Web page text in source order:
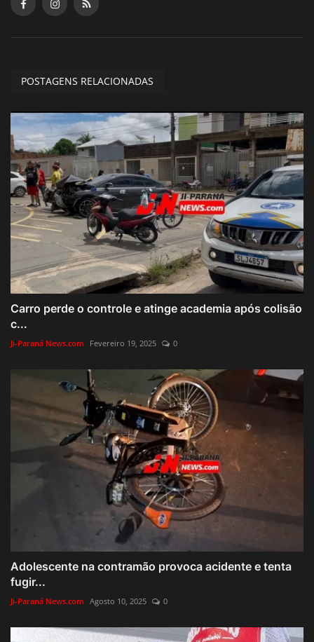
POSTAGENS RELACIONADAS
Carro perde o controle e atinge academia após colisão
c...
Ji-Paraná News.com Fevereiro 19, 2025 0
Adolescente na contramão provoca acidente e tenta
fugir...
Ji-Paraná News.com Agosto 10, 2025 0